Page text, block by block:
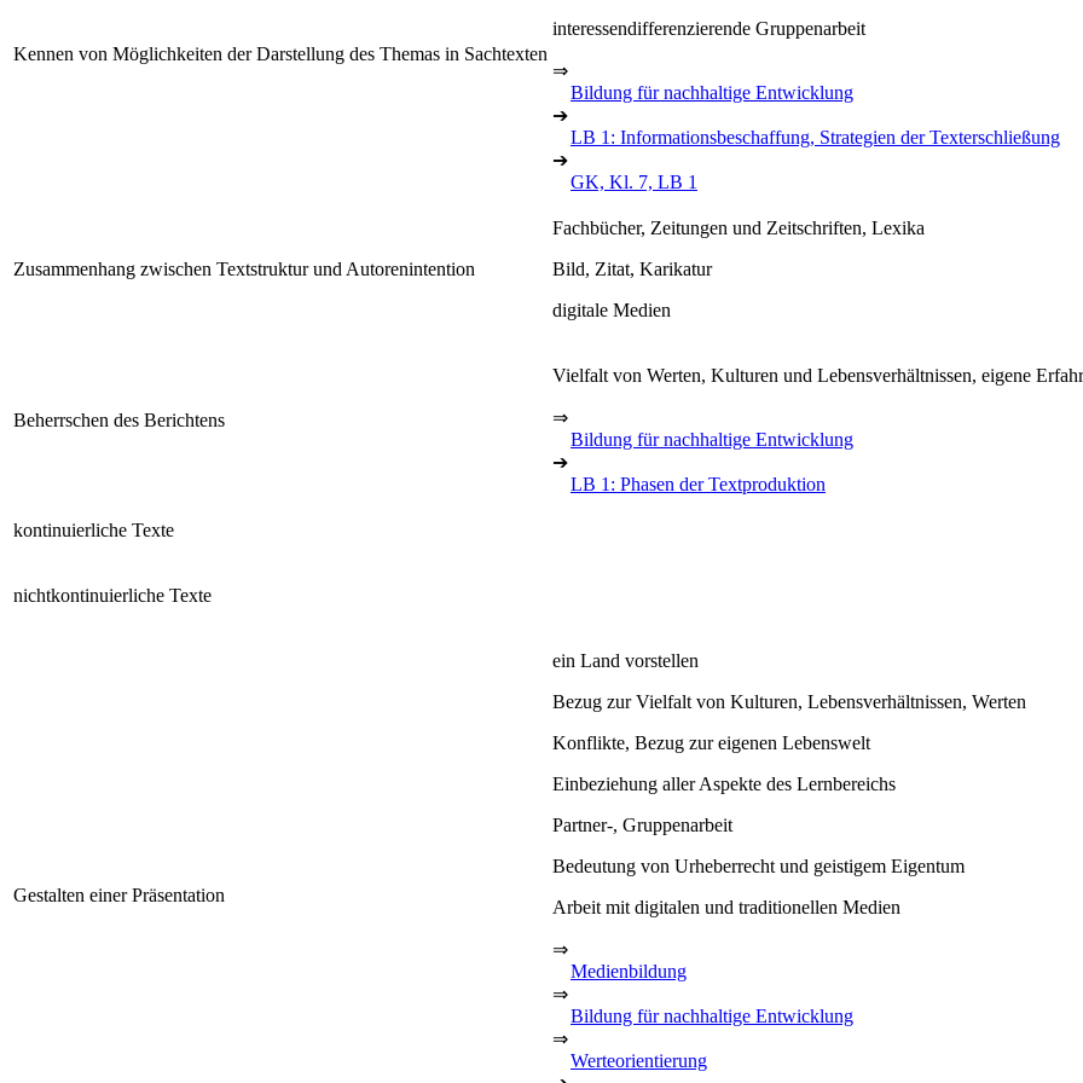
Kennen von Möglichkeiten der Darstellung des Themas in Sachtexten
interessendifferenzierende Gruppenarbeit
⇒
Bildung für nachhaltige Entwicklung
➔
LB 1: Informationsbeschaffung, Strategien der Texterschließung
➔
GK, Kl. 7, LB 1
Zusammenhang zwischen Textstruktur und Autorenintention
Fachbücher, Zeitungen und Zeitschriften, Lexika
Bild, Zitat, Karikatur
digitale Medien
Beherrschen des Berichtens
Vielfalt von Werten, Kulturen und Lebensverhältnissen, eigene
⇒
Bildung für nachhaltige Entwicklung
➔
LB 1: Phasen der Textproduktion
kontinuierliche Texte
nichtkontinuierliche Texte
Gestalten einer Präsentation
ein Land vorstellen
Bezug zur Vielfalt von Kulturen, Lebensverhältnissen, Werten
Konflikte, Bezug zur eigenen Lebenswelt
Einbeziehung aller Aspekte des Lernbereichs
Partner-, Gruppenarbeit
Bedeutung von Urheberrecht und geistigem Eigentum
Arbeit mit digitalen und traditionellen Medien
⇒
Medienbildung
⇒
Bildung für nachhaltige Entwicklung
⇒
Werteorientierung